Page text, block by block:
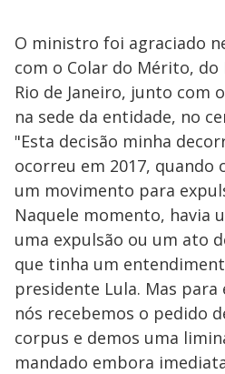
O ministro foi agraciado
com o Colar do Mérito,
Rio de Janeiro, junto com
na sede da entidade, no
"Esta decisão minha
ocorreu em 2017, quando
um movimento para
Naquele momento, havia
uma expulsão ou um ato
que tinha um
presidente Lula. Mas
nós recebemos o pedido
corpus e demos uma
mandado embora